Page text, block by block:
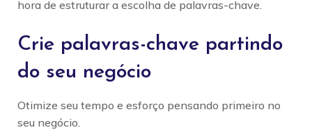
hora de estruturar a escolha de palavras-chave.
Crie palavras-chave partindo
do seu negócio
Otimize seu tempo e esforço pensando primeiro no
seu negócio.